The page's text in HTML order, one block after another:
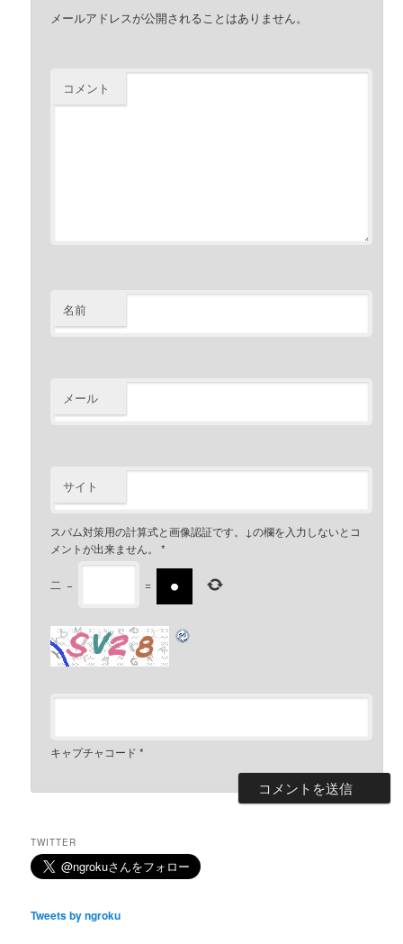
メールアドレスが公開されることはありません。
コメント
名前
メール
サイト
スパム対策用の計算式と画像認証です。↓の欄を入力しないとコ
メントが出来ません。
*
二 − =
キャプチャコード *
TWITTER
Tweets by ngroku